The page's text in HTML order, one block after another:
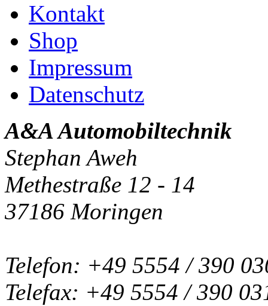
Kontakt
Shop
Impressum
Datenschutz
A&A Automobiltechnik
Stephan Aweh
Methestraße 12 - 14
37186 Moringen
Telefon: +49 5554 / 390
Telefax: +49 5554 / 390